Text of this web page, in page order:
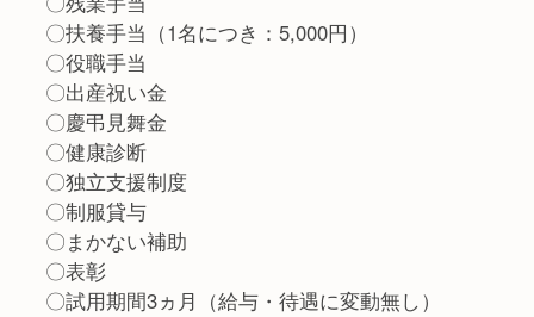
〇扶養手当（1名につき：5,000円）
〇役職手当
〇出産祝い金
〇慶弔見舞金
〇健康診断
〇独立支援制度
〇制服貸与
〇まかない補助
〇表彰
〇試用期間3ヵ月（給与・待遇に変動無し）